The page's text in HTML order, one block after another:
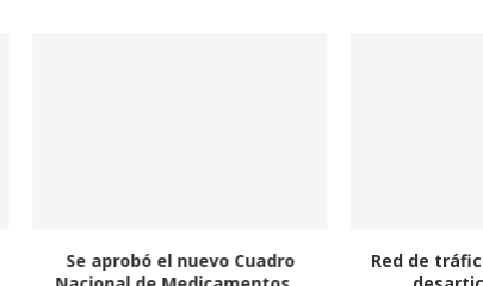
Se aprobó el nuevo Cuadro
Red de